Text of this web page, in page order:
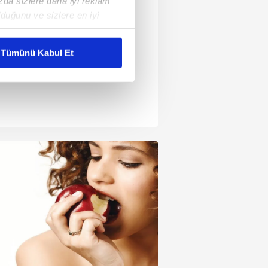
ve sizlere en iyi
karşılamak
kullanılmaktadır. Bu
sunulması
detaylı bilgi için Ayarlar
ve sitemizde ilgili
Tümünü Kabul Et